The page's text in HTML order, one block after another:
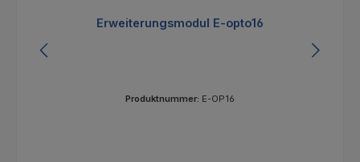
Erweiterungsmodul E-opto16
Produktnummer: E-OP16